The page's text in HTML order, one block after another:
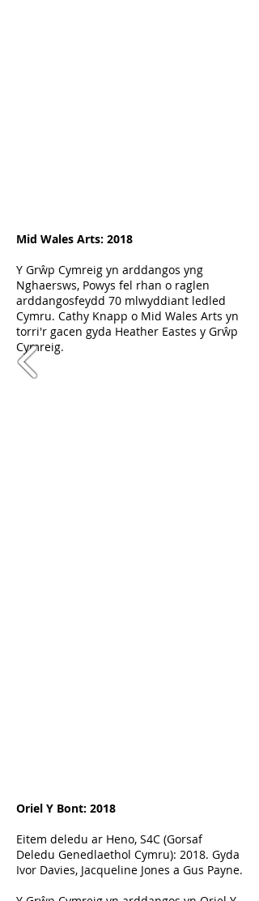
Mid Wales Arts: 2018
Y Grŵp Cymreig yn arddangos yng
Nghaersws, Powys fel rhan o raglen
arddangosfeydd 70 mlwyddiant ledled
Cymru. Cathy Knapp o Mid Wales Arts yn
torri'r gacen gyda Heather Eastes y Grŵp
Cymreig.
Oriel Y Bont: 2018
Eitem deledu ar Heno, S4C (Gorsaf
Deledu Genedlaethol Cymru): 2018. Gyda
Ivor Davies, Jacqueline Jones a Gus Payne.